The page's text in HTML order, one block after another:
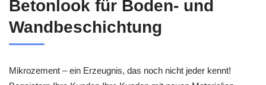
Betonlook für Boden- und
Wandbeschichtung
Mikrozement – ein Erzeugnis, das noch nicht jeder kennt!